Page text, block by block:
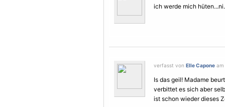
ich werde mich
verfasst von Elle Capone am
Is das geil! Madame
verbittet es sich aber
ist schon wieder dieses